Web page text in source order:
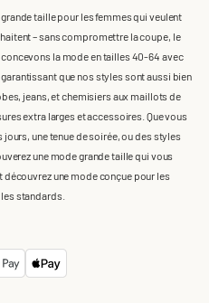
taille pour les femmes qui veulent
– sans compromettre la coupe, le
la mode en tailles 40-64 avec
que nos styles sont aussi bien
jeans, et chemisiers aux maillots de
extra larges et accessoires. Que vous
une tenue de soirée, ou des styles
une mode grande taille qui vous
une mode conçue pour les
standards.